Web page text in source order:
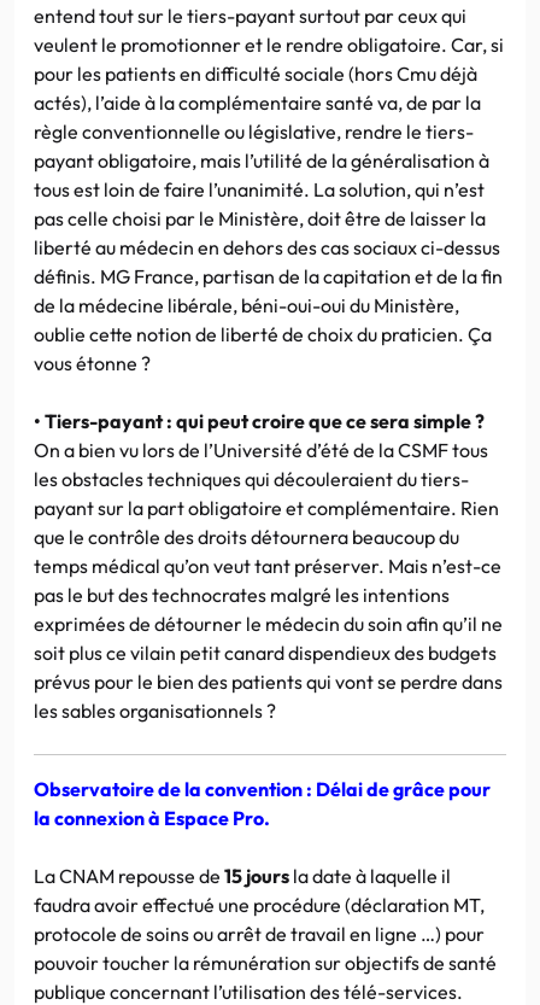
entend tout sur le tiers-payant surtout par ceux qui
veulent le promotionner et le rendre obligatoire. Car, si
pour les patients en difficulté sociale (hors Cmu déjà
actés), l’aide à la complémentaire santé va, de par la
règle conventionnelle ou législative, rendre le tiers-
payant obligatoire, mais l’utilité de la généralisation à
tous est loin de faire l’unanimité. La solution, qui n’est
pas celle choisi par le Ministère, doit être de laisser la
liberté au médecin en dehors des cas sociaux ci-dessus
définis. MG France, partisan de la capitation et de la fin
de la médecine libérale, béni-oui-oui du Ministère,
oublie cette notion de liberté de choix du praticien. Ça
vous étonne ?
• Tiers-payant : qui peut croire que ce sera simple ?
On a bien vu lors de l’Université d’été de la CSMF tous
les obstacles techniques qui découleraient du tiers-
payant sur la part obligatoire et complémentaire. Rien
que le contrôle des droits détournera beaucoup du
temps médical qu’on veut tant préserver. Mais n’est-ce
pas le but des technocrates malgré les intentions
exprimées de détourner le médecin du soin afin qu’il ne
soit plus ce vilain petit canard dispendieux des budgets
prévus pour le bien des patients qui vont se perdre dans
les sables organisationnels ?
Observatoire de la convention : Délai de grâce pour
la connexion à Espace Pro.
La CNAM repousse de 15 jours la date à laquelle il
faudra avoir effectué une procédure (déclaration MT,
protocole de soins ou arrêt de travail en ligne …) pour
pouvoir toucher la rémunération sur objectifs de santé
publique concernant l’utilisation des télé-services.